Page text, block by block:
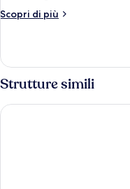
Scopri di più
Altri
1
letto
king,
vista
oceano
Strutture simili
Best Western Plus Atlantic